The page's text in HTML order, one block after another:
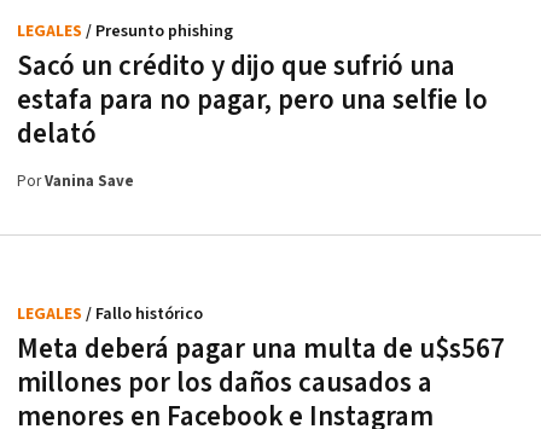
Sacó un crédito y dijo que sufrió una
estafa para no pagar, pero una selfie lo
delató
LEGALES / Presunto phishing
PorVanina Save
Meta deberá pagar una multa de u$s567
millones por los daños causados a
menores en Facebook e Instagram
LEGALES / Fallo histórico